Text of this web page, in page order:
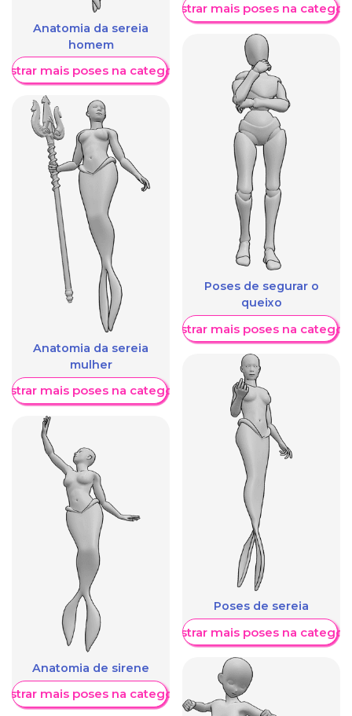
Anatomia da sereia
homem
mais poses na categoria
Anatomia da sereia
mulher
mais poses na categoria
Anatomia de sirene
mais poses na categoria
Mostrar mais poses na
Poses de segurar o
queixo
Mostrar mais poses na
Poses de sereia
Mostrar mais poses na